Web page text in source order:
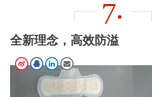
全新理念，高效防溢